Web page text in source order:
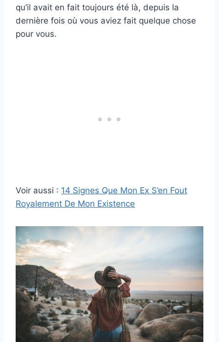
qu’il avait en fait toujours été là, depuis la
dernière fois où vous aviez fait quelque chose
pour vous.
Voir aussi : 14 Signes Que Mon Ex S’en Fout
Royalement De Mon Existence